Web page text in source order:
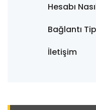
Hesabı
Bağlantı
İletişim